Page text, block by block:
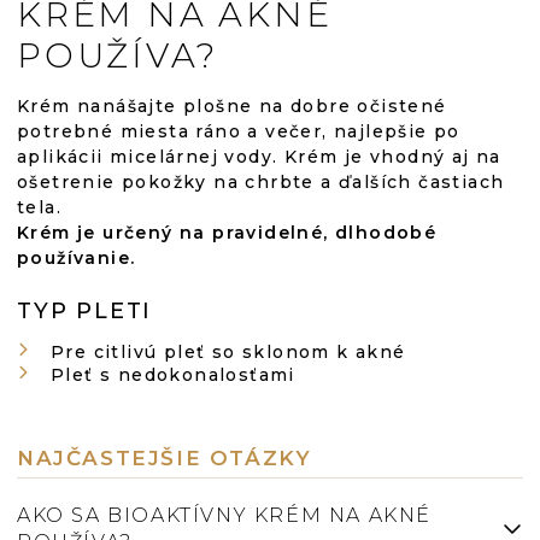
KRÉM NA AKNÉ
POUŽÍVA?
Krém nanášajte plošne na dobre očistené
potrebné miesta ráno a večer, najlepšie po
aplikácii micelárnej vody. Krém je vhodný aj na
ošetrenie pokožky na chrbte a ďalších častiach
tela.
Krém je určený na pravidelné, dlhodobé
používanie.
TYP PLETI
Pre citlivú pleť so sklonom k akné
Pleť s nedokonalosťami
NAJČASTEJŠIE OTÁZKY
AKO SA BIOAKTÍVNY KRÉM NA AKNÉ